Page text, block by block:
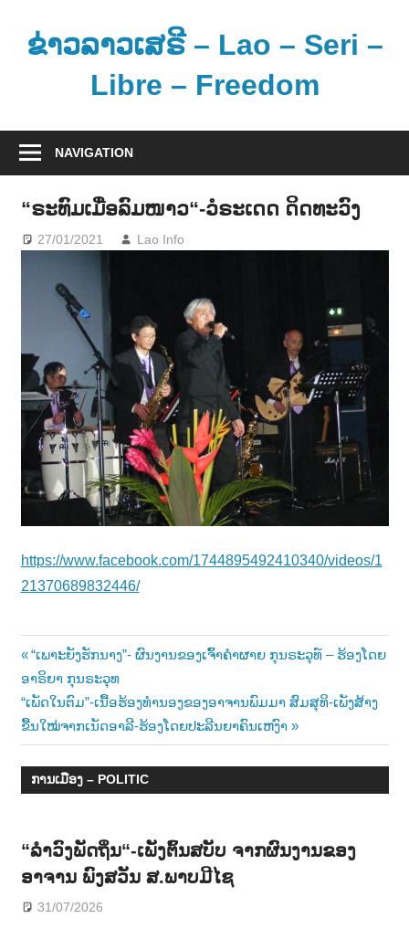
contentຂ່າວລາວເສຣີ – Lao – Seri –
Libre – Freedom
າ
ະ
າ
ສ
າ
NAVIGATION
“ຣະທົມເມື່ອລົມໜາວ“-ວໍຣະເດດ ດິດທະວົງ
27/01/2021 Lao Info
https://www.facebook.com/1744895492410340/videos/1
21370689832446/
Post
navigation
Previous
Post:
“ເພາະຍັງຮັກນາງ”- ຜົນງານຂອງເຈົ້າຄຳຜາຍ ກຸນຣະວຸທ໌ – ຮ້ອງໂດຍ
ອາຣິຍາ ກຸນຣະວຸທ
Next
Post:
“ເພັດໃນຕົມ”-ເນື້ອຮ້ອງທຳນອງຂອງອາຈານພົມມາ ສົມສຸທິ-ເພັງສ້າງ
ຂື້ນໃໝ່ຈາກເນັດອາລີ-ຮ້ອງໂດຍປະລີນຍາຄົນເຫງົາ
ການເມືອງ – POLITIC
“ລຳວົງພັດຖິ່ນ“-ເພັງຕົ້ນສບັບ ຈາກຜົນງານຂອງ
ອາຈານ ພົງສວັນ ສ.ພາບມີໄຊ
31/07/2026